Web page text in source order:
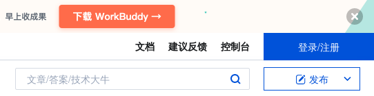
文档 建议反馈 控制台 登录/注册
文章/答案/技术大牛 发布